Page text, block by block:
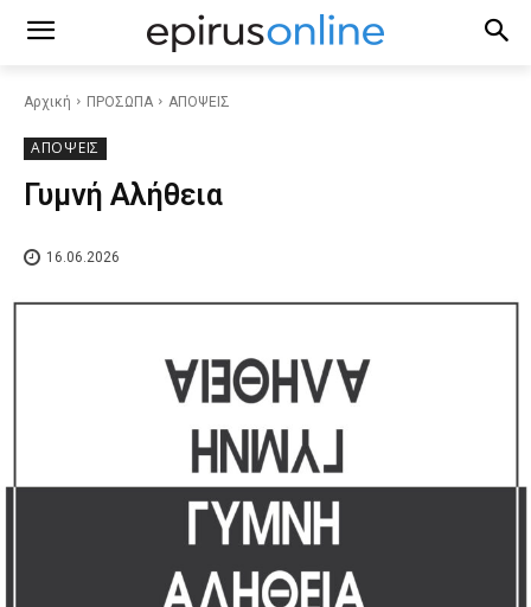
Αρχική ΠΡΟΣΩΠΑ ΑΠΟΨΕΙΣ
ΑΠΟΨΕΙΣ
Γυμνή Αλήθεια
16.06.2026